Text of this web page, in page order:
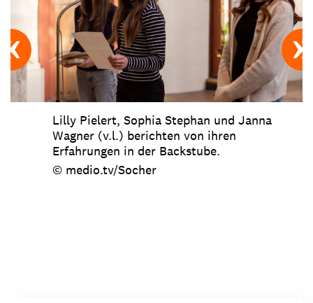
Lilly Pielert, Sophia Stephan und Janna
Wagner (v.l.) berichten von ihren
Erfahrungen in der Backstube.
© medio.tv/Socher